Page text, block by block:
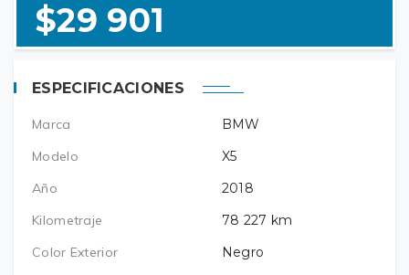
$29 901
ESPECIFICACIONES
Marca
BMW
Modelo
X5
Año
2018
Kilometraje
78 227 km
Color Exterior
Negro